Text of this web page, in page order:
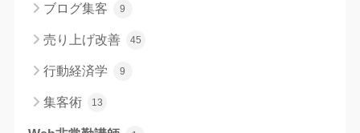
ブログ集客 9
売り上げ改善 45
行動経済学 9
集客術 13